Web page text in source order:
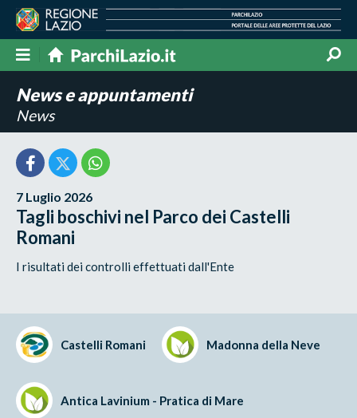
News e appuntamenti
News
7 Luglio 2026
Tagli boschivi nel Parco dei Castelli
Romani
I risultati dei controlli effettuati dall'Ente
Castelli Romani Madonna della Neve
Antica Lavinium - Pratica di Mare